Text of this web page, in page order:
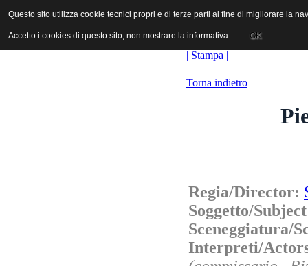
ANICA | Associazione Nazionale Industrie Cinematografiche
| Stampa |
Torna indietro
Regia/Director:
Soggetto/
Sceneggiatura/
Interpreti/
Questo sito utilizza cookie tecnici propri e di terze parti al fine di migliorare la
Accetto i cookies di questo sito, non mostrare la informativa. OK
Questo sito utilizza cookie tecnici propri e di terze parti al fine di migliorare la
Accetto i cookies di questo sito, non mostrare la informativa. OK